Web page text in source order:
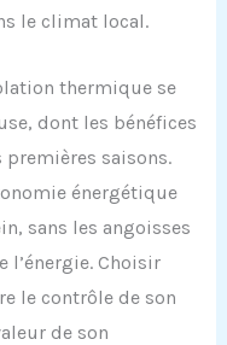
le climat local.
thermique se
dont les bénéfices
saisons.
énergétique
sans les angoisses
Choisir
le contrôle de son
de son